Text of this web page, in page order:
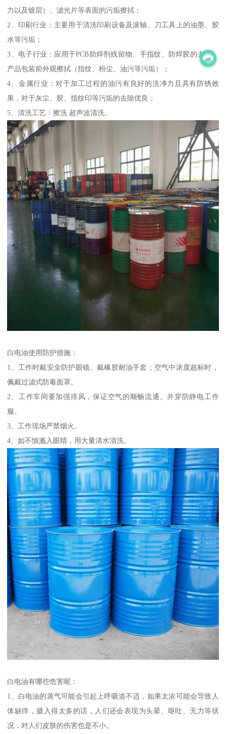
力以及镀层）、滤光片等表面的污垢擦拭；
2、印刷行业：主要用于清洗印刷设备及滚轴、刀工具上的油墨、胶
水等污垢；
3、电子行业：应用于PCB助焊剂残留物、手指纹、防焊胶的去除，
产品包装前外观擦拭（指纹、粉尘、油污等污垢）；
4、金属行业：对于加工过程的油污有良好的洗净力且具有防锈效
果，对于灰尘、胶、指纹印等污垢的去除优良；
5、清洗工艺：擦洗 超声波清洗。
白电油使用防护措施：
1、工作时戴安全防护眼镜、戴橡胶耐油手套；空气中浓度超标时，
佩戴过滤式防毒面罩。
2、工作车间要加强排风，保证空气的顺畅流通。并穿防静电工作
服。
3、工作现场严禁烟火。
4、如不慎溅入眼睛，用大量清水清洗。
白电油有哪些危害呢：
1、白电油的蒸气可能会引起上呼吸道不适，如果太浓可能会导致人
体缺痒，摄入得太多的话，人们还会表现为头晕、呕吐、无力等状
况，对人们皮肤的伤害也是不小。